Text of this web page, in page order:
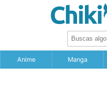
Anime Manga